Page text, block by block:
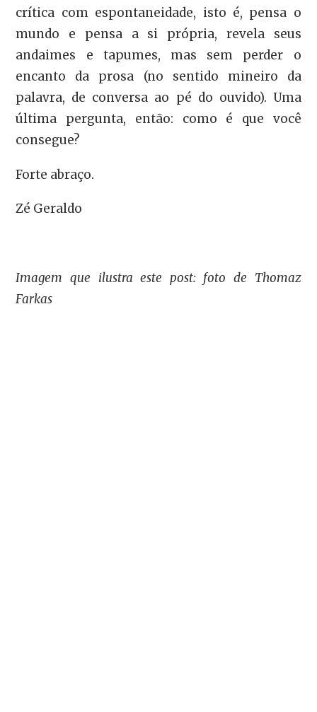
crítica com espontaneidade, isto é, pensa o
mundo e pensa a si própria, revela seus
andaimes e tapumes, mas sem perder o
encanto da prosa (no sentido mineiro da
palavra, de conversa ao pé do ouvido). Uma
última pergunta, então: como é que você
consegue?
Forte abraço.
Zé Geraldo
Imagem que ilustra este post: foto de Thomaz
Farkas